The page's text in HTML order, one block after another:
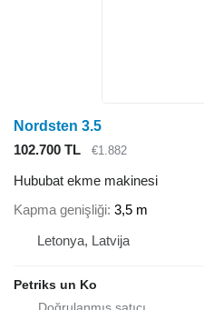
Nordsten 3.5
102.700 TL
€1.882
Hububat ekme makinesi
Kapma genişliği 3,5 m
Letonya, Latvija
Petriks un Ko